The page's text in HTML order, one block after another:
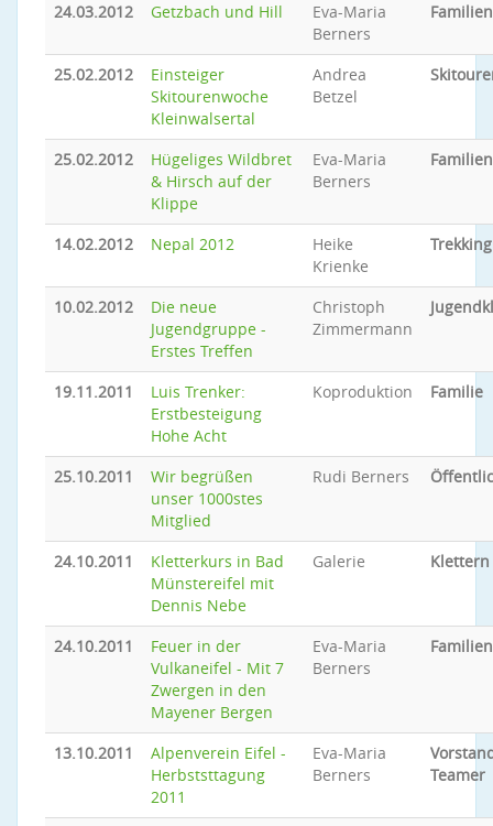
24.03.2012 Getzbach und Hill
Eva-Maria
Berners
25.02.2012
Einsteiger
Skitourenwoche
Kleinwalsertal
Andrea
Betzel
25.02.2012
Hügeliges Wildbret
& Hirsch auf der
Klippe
Eva-Maria
Berners
14.02.2012 Nepal 2012
Heike
Krienke
Trekking
10.02.2012
Die neue
Jugendgruppe -
Erstes Treffen
Christoph
Zimmermann
19.11.2011
Luis Trenker:
Erstbesteigung
Hohe Acht
Koproduktion Familie
25.10.2011
Wir begrüßen
unser 1000stes
Mitglied
Rudi Berners
24.10.2011
Kletterkurs in Bad
Münstereifel mit
Dennis Nebe
Galerie Klettern
24.10.2011
Feuer in der
Vulkaneifel - Mit 7
Zwergen in den
Mayener Bergen
Eva-Maria
Berners
13.10.2011
Alpenverein Eifel -
Herbststtagung
2011
Eva-Maria
Berners
Teamer